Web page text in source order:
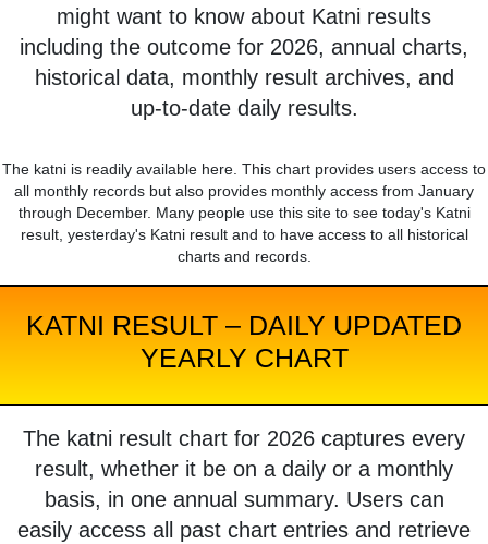
might want to know about Katni results
including the outcome for 2026, annual charts,
historical data, monthly result archives, and
up-to-date daily results.
The katni is readily available here. This chart provides users access to
all monthly records but also provides monthly access from January
through December. Many people use this site to see today's Katni
result, yesterday's Katni result and to have access to all historical
charts and records.
KATNI RESULT – DAILY UPDATED
YEARLY CHART
The katni result chart for 2026 captures every
result, whether it be on a daily or a monthly
basis, in one annual summary. Users can
easily access all past chart entries and retrieve